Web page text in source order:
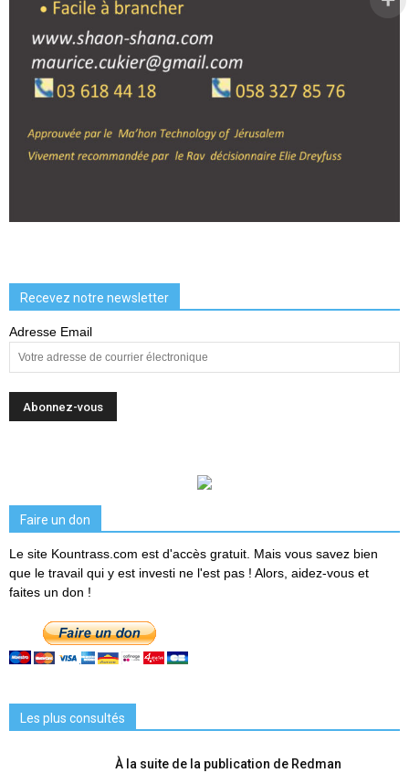
Recevez notre newsletter
Adresse Email
Faire un don
Le site Kountrass.com est d'accès gratuit. Mais vous savez bien
que le travail qui y est investi ne l'est pas ! Alors, aidez-vous et
faites un don !
Les plus consultés
À la suite de la publication de Redman